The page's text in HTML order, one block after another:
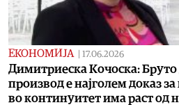
ЕКОНОМИЈА | 17.06.2026
Димитриеска Кочоска:
производ е најголем доказ
во континуитет има раст од